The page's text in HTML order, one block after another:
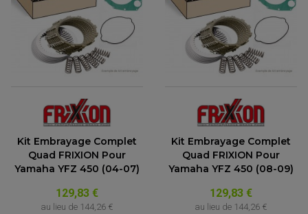
Kit Embrayage Complet
Quad FRIXION Pour
Yamaha YFZ 450 (04-07)
129,83 €
au lieu de 144,26 €
Kit Embrayage Complet
Quad FRIXION Pour
Yamaha YFZ 450 (08-09)
129,83 €
au lieu de 144,26 €